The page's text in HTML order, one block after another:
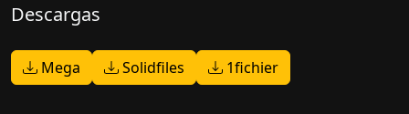
Descargas
Mega Solidfiles 1fichier